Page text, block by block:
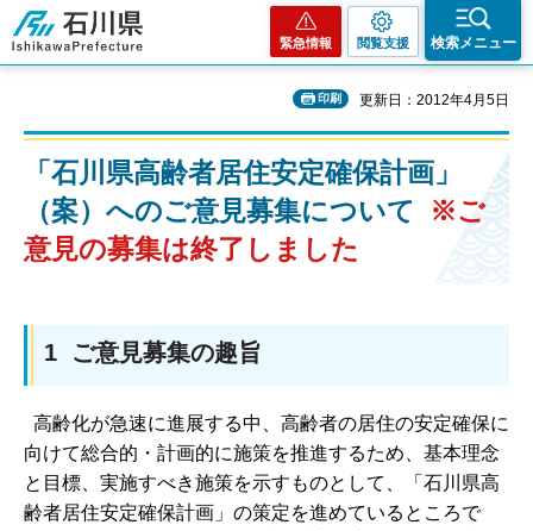
石川県
緊急情報 閲覧支援 検索メニュー
印刷 更新日：2012年4月5日
「石川県高齢者居住安定確保計画」
（案）へのご意見募集について
※ご
意見の募集は終了しました
1 ご意見募集の趣旨
高齢化が急速に進展する中、高齢者の居住の安定確保に
向けて総合的・計画的に施策を推進するため、基本理念
と目標、実施すべき施策を示すものとして、「石川県高
齢者居住安定確保計画」の策定を進めているところで